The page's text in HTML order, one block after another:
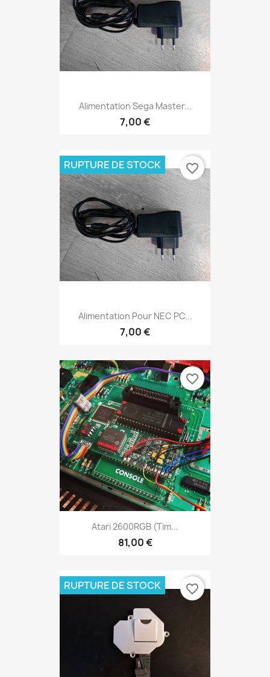
Alimentation Sega Master...
7,00 €
Alimentation Pour NEC PC...
7,00 €
RUPTURE DE STOCK favorite_border
Atari 2600RGB (Tim...
81,00 €
favorite_border
RUPTURE DE STOCK favorite_border